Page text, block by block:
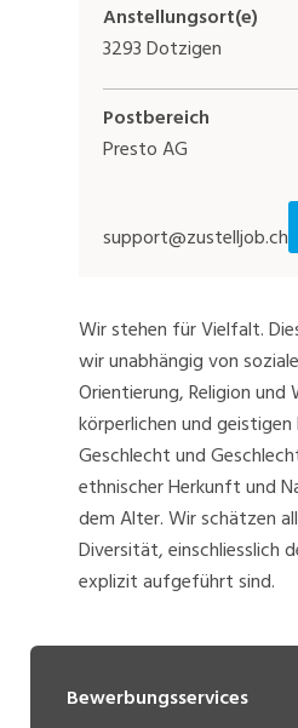
Anstellungsort(e)
3293 Dotzigen
Postbereich
Presto AG
support@zustelljob.ch
Wir stehen für Vielfalt.
wir unabhängig von
Orientierung, Religion und
körperlichen und geistigen
Geschlecht und
ethnischer Herkunft und
dem Alter. Wir schätzen
Diversität, einschliesslich
explizit aufgeführt sind.
Bewerbungsservices